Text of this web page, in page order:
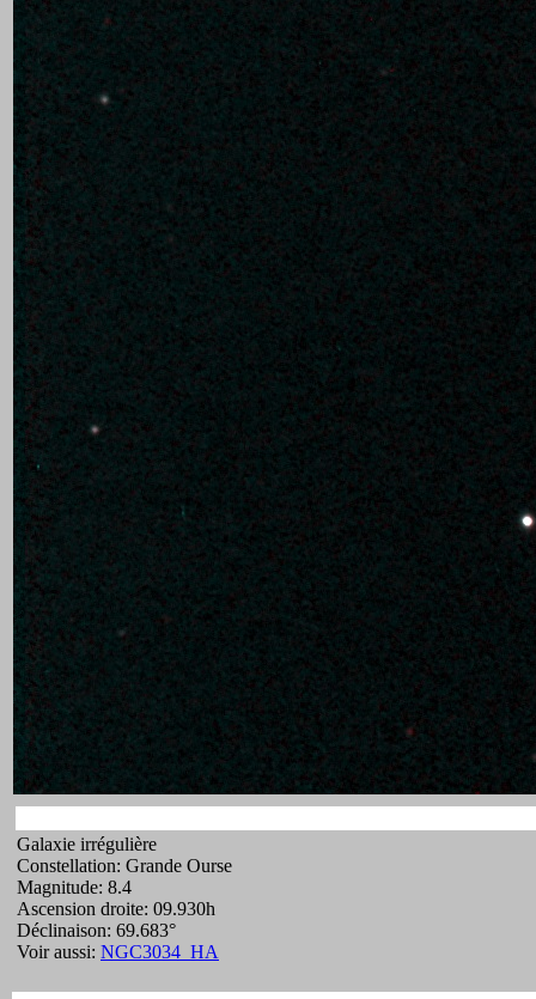
Galaxie irrégulière
Constellation: Grande Ourse
Magnitude: 8.4
Ascension droite: 09.930h
Déclinaison: 69.683°
Voir aussi: NGC3034_HA